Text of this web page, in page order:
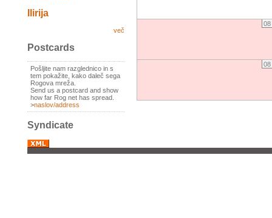
Ilirija
več
Postcards
Pošljite nam razglednico in s
tem pokažite, kako daleč sega
Rogova mreža.
Send us a postcard and show
how far Rog net has spread.
>naslov/address
Syndicate
08
08